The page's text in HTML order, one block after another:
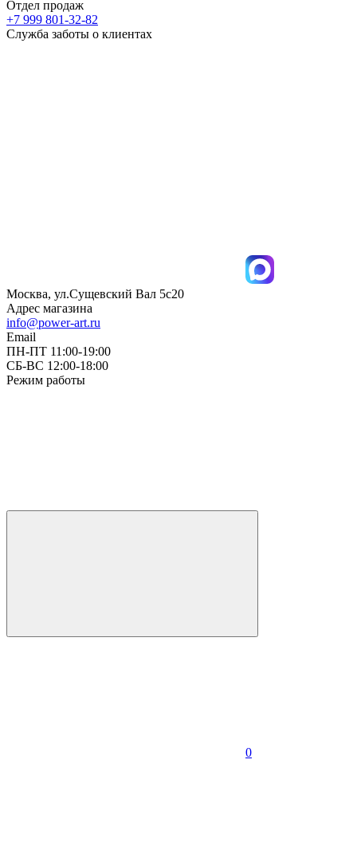
Отдел продаж
+7 999 801-32-82
Служба заботы о клиентах
Москва, ул.Сущевский Вал 5с20
Адрес магазина
info@power-art.ru
Email
ПН-ПТ 11:00-19:00
СБ-ВС 12:00-18:00
Режим работы
0